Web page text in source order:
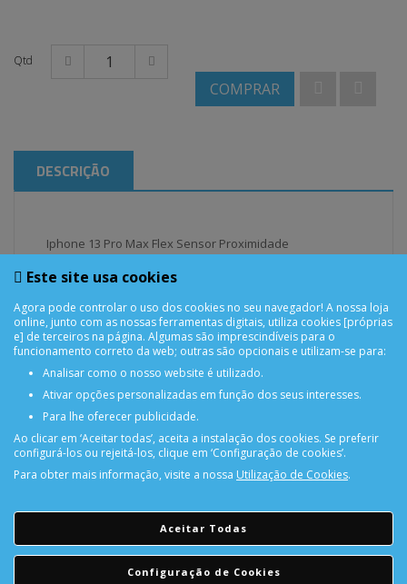
Qtd
COMPRAR
DESCRIÇÃO
Iphone 13 Pro Max Flex Sensor Proximidade
PORTES GRÁTIS
Encomendas acima de 150€
DEVOLUÇÕES
Este site usa cookies
Agora pode controlar o uso dos cookies no seu navegador! A nossa loja
online, junto com as nossas ferramentas digitais, utiliza cookies [próprias
e] de terceiros na página. Algumas são imprescindíveis para o
funcionamento correto da web; outras são opcionais e utilizam-se para:
Analisar como o nosso website é utilizado.
Ativar opções personalizadas em função dos seus interesses.
Para lhe oferecer publicidade.
Ao clicar em ‘Aceitar todas’, aceita a instalação dos cookies. Se preferir
configurá-los ou rejeitá-los, clique em ‘Configuração de cookies’.
Para obter mais informação, visite a nossa Utilização de Cookies.
Aceitar Todas
Configuração de Cookies